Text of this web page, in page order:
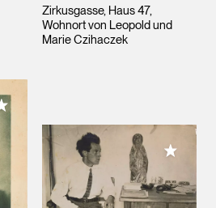
Zirkusgasse, Haus 47,
Wohnort von Leopold und
Marie Czihaczek
Meiner Sammlung hinzufügen
Meiner